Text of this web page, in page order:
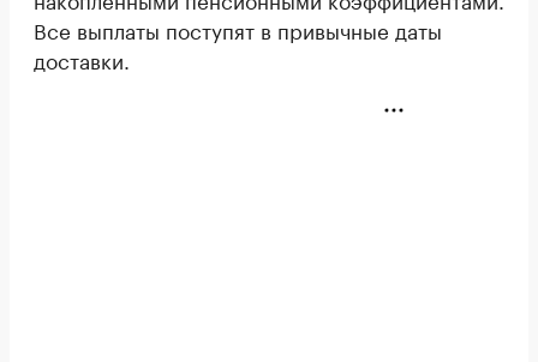
Все выплаты поступят в привычные даты
доставки.